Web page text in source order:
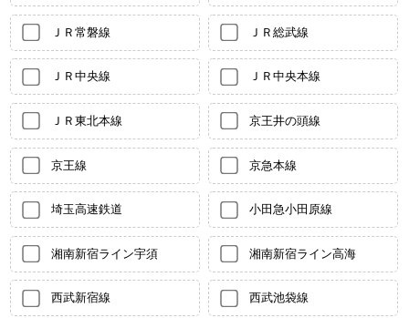
ＪＲ常磐線 ＪＲ総武線
ＪＲ中央線 ＪＲ中央本線
ＪＲ東北本線 京王井の頭線
京王線 京急本線
埼玉高速鉄道 小田急小田原線
湘南新宿ライン宇須 湘南新宿ライン高海
西武新宿線 西武池袋線